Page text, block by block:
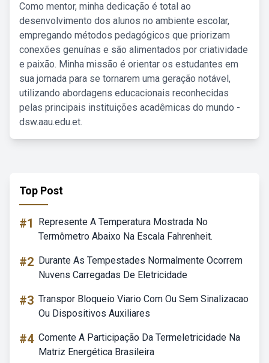
Como mentor, minha dedicação é total ao
desenvolvimento dos alunos no ambiente escolar,
empregando métodos pedagógicos que priorizam
conexões genuínas e são alimentados por criatividade
e paixão. Minha missão é orientar os estudantes em
sua jornada para se tornarem uma geração notável,
utilizando abordagens educacionais reconhecidas
pelas principais instituições acadêmicas do mundo -
dsw.aau.edu.et.
Top Post
#1
Represente A Temperatura Mostrada No
Termômetro Abaixo Na Escala Fahrenheit.
#2 Durante As Tempestades Normalmente Ocorrem
Nuvens Carregadas De Eletricidade
#3 Transpor Bloqueio Viario Com Ou Sem Sinalizacao
Ou Dispositivos Auxiliares
#4 Comente A Participação Da Termeletricidade Na
Matriz Energética Brasileira